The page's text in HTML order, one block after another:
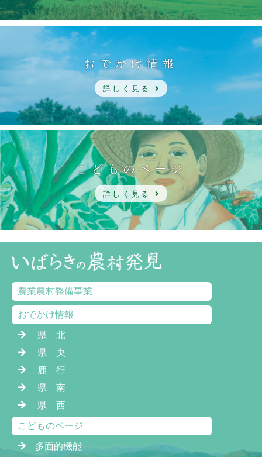
おでかけ情報
詳しく見る
こどものページ
詳しく見る
農業農村整備事業
おでかけ情報
県 北
県 央
鹿 行
県 南
県 西
こどものページ
多面的機能